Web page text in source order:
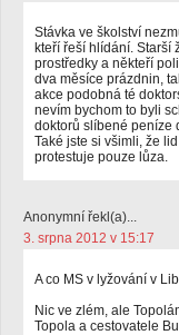
Stávka ve školství
kteří řeší hlídání. Starší
prostředky a někteří
dva měsíce prázdnin,
akce podobná té
nevím bychom to byli
doktorů slíbené peníze
Také jste si všimli, že
protestuje pouze lůza.
Anonymní řekl(a)...
3. srpna 2012 v 15:17
A co MS v lyžování v
Nic ve zlém, ale
Topola a cestovatele